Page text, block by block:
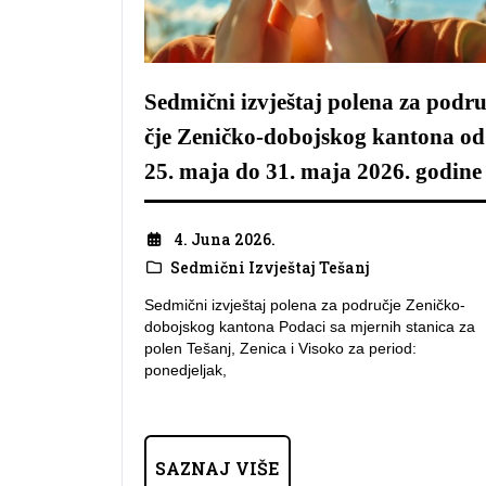
Sedmični izvještaj polena za podru
čje Zeničko-dobojskog kantona od
25. maja do 31. maja 2026. godine
4. Juna 2026.
Sedmični Izvještaj Tešanj
Sedmični izvještaj polena za područje Zeničko-
dobojskog kantona Podaci sa mjernih stanica za
polen Tešanj, Zenica i Visoko za period:
ponedjeljak,
SAZNAJ VIŠE